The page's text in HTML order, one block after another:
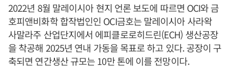
2022년 8월 말레이시아 현지 언론 보도에 따르면 OCI와 금
호피앤비화학 합작법인인 OCI금호는 말레이시아 사라왁
사말라주 산업단지에서 에피클로로히드린(ECH) 생산공장
을 착공해 2025년 연내 가동을 목표로 하고 있다. 공장이 구
축되면 연간생산 규모는 10만 톤에 이를 전망이다.